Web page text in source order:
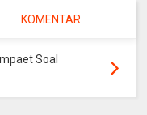
KOMENTAR
Soal